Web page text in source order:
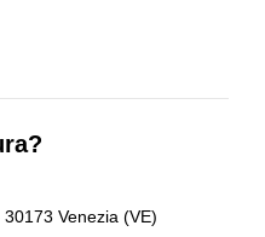
Venezia (VE)